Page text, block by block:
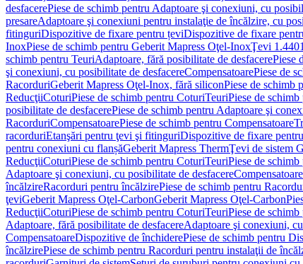
desfacerePiese de schimb pentru Adaptoare şi conexiuni, cu
presareAdaptoare şi conexiuni pentru instalaţie de încălzire, cu
fitinguriDispozitive de fixare pentru țeviDispozitive de fixare
InoxPiese de schimb pentru Geberit Mapress Oţel-InoxŢevi 1.4401
schimb pentru TeuriAdaptoare, fără posibilitate de desfacerePiese
şi conexiuni, cu posibilitate de desfacereCompensatoarePiese de
RacorduriGeberit Mapress Oţel-Inox, fără siliconPiese de schimb
ReducţiiCoturiPiese de schimb pentru CoturiTeuriPiese de
posibilitate de desfacerePiese de schimb pentru Adaptoare şi
RacorduriCompensatoarePiese de schimb pentru Compensatoare
racorduriEtanşări pentru ţevi şi fitinguriDispozitive de fixare
pentru conexiuni cu flanșăGeberit Mapress ThermŢevi de sistem
ReducţiiCoturiPiese de schimb pentru CoturiTeuriPiese de
Adaptoare şi conexiuni, cu posibilitate de desfacereCompensatoare
încălzireRacorduri pentru încălzirePiese de schimb pentru
ţeviGeberit Mapress Oţel-CarbonGeberit Mapress Oţel-Carbon
ReducţiiCoturiPiese de schimb pentru CoturiTeuriPiese de
Adaptoare, fără posibilitate de desfacereAdaptoare şi conexiuni,
CompensatoareDispozitive de închiderePiese de schimb pentru
încălzirePiese de schimb pentru Racorduri pentru instalaţii de